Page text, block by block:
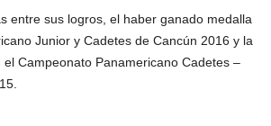
entre sus logros, el haber ganado medalla
Junior y Cadetes de Cancún 2016 y la
Campeonato Panamericano Cadetes –